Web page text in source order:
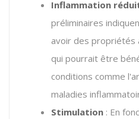
Inflammation
préliminaires
avoir des propriétés
qui pourrait être
conditions comme
maladies
Stimulation : En